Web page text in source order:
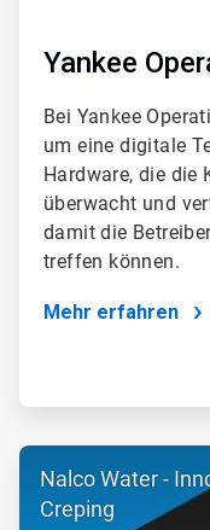
Yankee
Bei Yankee
um eine digitale
Hardware, die die
überwacht und
damit die
treffen können.
Mehr erfahren
ArticleTile
von
Nalco Water -
Creping